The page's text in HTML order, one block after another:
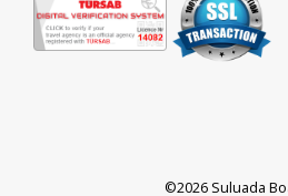
©2026 Suluada